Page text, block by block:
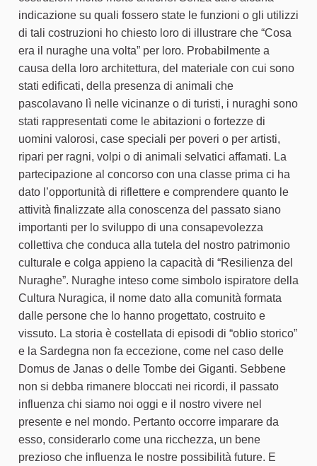
indicazione su quali fossero state le funzioni o gli utilizzi
di tali costruzioni ho chiesto loro di illustrare che “Cosa
era il nuraghe una volta” per loro. Probabilmente a
causa della loro architettura, del materiale con cui sono
stati edificati, della presenza di animali che
pascolavano lì nelle vicinanze o di turisti, i nuraghi sono
stati rappresentati come le abitazioni o fortezze di
uomini valorosi, case speciali per poveri o per artisti,
ripari per ragni, volpi o di animali selvatici affamati. La
partecipazione al concorso con una classe prima ci ha
dato l’opportunità di riflettere e comprendere quanto le
attività finalizzate alla conoscenza del passato siano
importanti per lo sviluppo di una consapevolezza
collettiva che conduca alla tutela del nostro patrimonio
culturale e colga appieno la capacità di “Resilienza del
Nuraghe”. Nuraghe inteso come simbolo ispiratore della
Cultura Nuragica, il nome dato alla comunità formata
dalle persone che lo hanno progettato, costruito e
vissuto. La storia è costellata di episodi di “oblio storico”
e la Sardegna non fa eccezione, come nel caso delle
Domus de Janas o delle Tombe dei Giganti. Sebbene
non si debba rimanere bloccati nei ricordi, il passato
influenza chi siamo noi oggi e il nostro vivere nel
presente e nel mondo. Pertanto occorre imparare da
esso, considerarlo come una ricchezza, un bene
prezioso che influenza le nostre possibilità future. E